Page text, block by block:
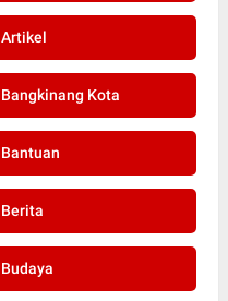
Artikel
Bangkinang Kota
Bantuan
Berita
Budaya